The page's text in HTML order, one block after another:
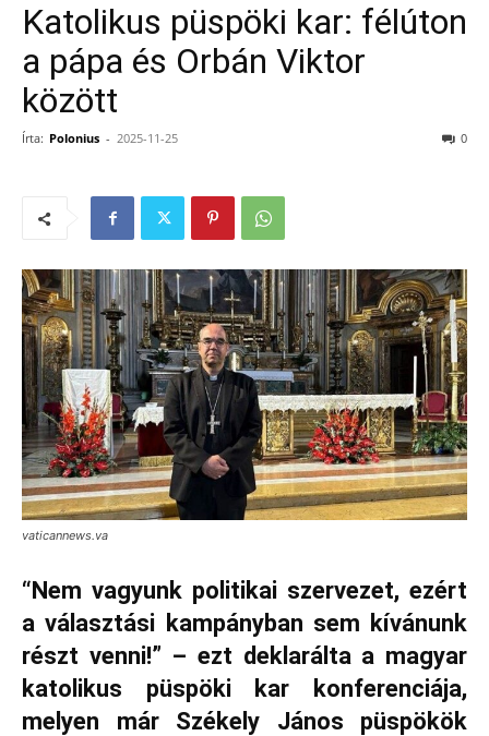
Katolikus püspöki kar: félúton
a pápa és Orbán Viktor
között
Írta: Polonius - 2025-11-25 0
vaticannews.va
“Nem vagyunk politikai szervezet, ezért
a választási kampányban sem kívánunk
részt venni!” – ezt deklarálta a magyar
katolikus püspöki kar konferenciája,
melyen már Székely János püspökök